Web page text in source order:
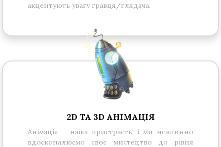
акцентують увагу гравця/глядача.
2D ТА 3D АНІМАЦІЯ
Анімація – наша пристрасть, і ми невпинно
вдосконалюємо своє мистецтво до рівня